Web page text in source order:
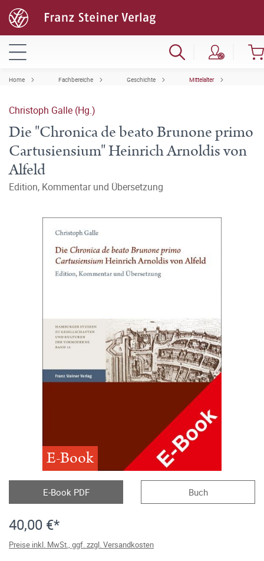
Home Fachbereiche Geschichte Mittelalter
Christoph Galle (Hg.)
Die "Chronica de beato Brunone primo
Cartusiensium" Heinrich Arnoldis von
Alfeld
Edition, Kommentar und Übersetzung
E-Book
E-Book PDF Buch
40,00 €*
Preise inkl. MwSt., ggf. zzgl. Versandkosten